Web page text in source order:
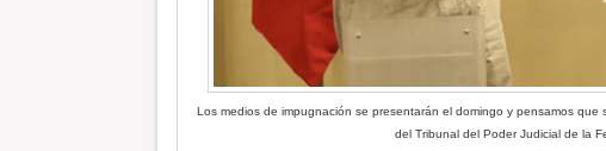
Los medios de impugnación se presentarán el domingo y pensamos
del Tribunal del Poder Judicial de la